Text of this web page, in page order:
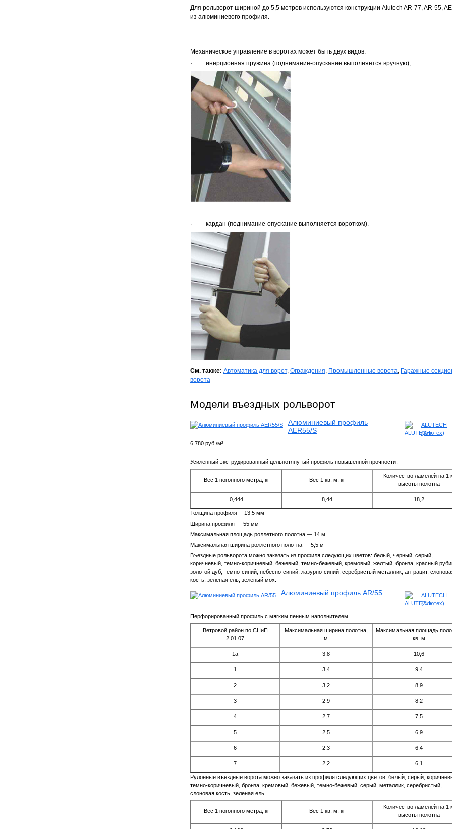
Для рольворот шириной до 5,5 метров используются конструкции Аlutech AR-77, AR-55,
из алюминиевого профиля.
Механическое управление в воротах может быть двух видов:
· инерционная пружина (поднимание-опускание выполняется вручную);
· кардан (поднимание-опускание выполняется воротком).
См. также: Автоматика для ворот, Ограждения, Промышленные ворота, Гаражные
ворота
Модели въездных рольворот
Алюминиевый профиль
AER55/S
ALUTECH
(Алютех)
6 780 руб./м²
Усиленный экструдированный цельнотянутый профиль повышенной прочности.
Вес 1 погонного метра, кг Вес 1 кв. м, кг
Количество ламелей на 1
высоты полотна
0,444 8,44 18,2
Толщина профиля —13,5 мм
Ширина профиля — 55 мм
Максимальная площадь роллетного полотна — 14 м
Максимальная ширина роллетного полотна — 5,5 м
Въездные рольворота можно заказать из профиля следующих цветов: белый, черный, серый,
коричневый, темно-коричневый, бежевый, темно-бежевый, кремовый, желтый, бронза, красный
золотой дуб, темно-синий, небесно-синий, лазурно-синий, серебристый металлик, антрацит,
кость, зеленая ель, зеленый мох.
Алюминиевый профиль AR/55
ALUTECH
(Алютех)
Перфорированный профиль с мягким пенным наполнителем.
Ветровой район по СНиП
2.01.07
Максимальная ширина полотна,
м
Максимальная площадь
кв. м
1а 3,8 10,6
1 3,4 9,4
2 3,2 8,9
3 2,9 8,2
4 2,7 7,5
5 2,5 6,9
6 2,3 6,4
7 2,2 6,1
Рулонные въездные ворота можно заказать из профиля следующих цветов: белый, серый,
темно-коричневый, бронза, кремовый, бежевый, темно-бежевый, серый, металлик, серебристый,
слоновая кость, зеленая ель.
Вес 1 погонного метра, кг Вес 1 кв. м, кг
Количество ламелей на 1
высоты полотна